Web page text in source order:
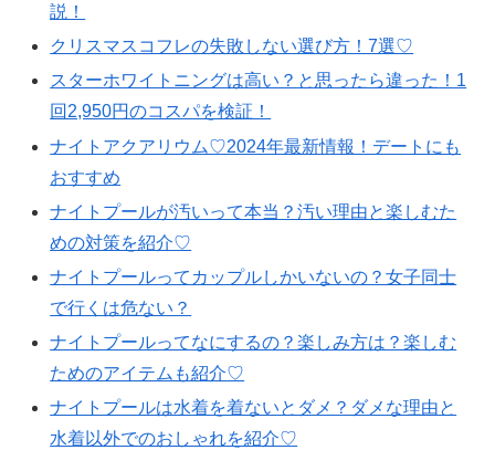
説！
クリスマスコフレの失敗しない選び方！7選♡
スターホワイトニングは高い？と思ったら違った！1
回2,950円のコスパを検証！
ナイトアクアリウム♡2024年最新情報！デートにも
おすすめ
ナイトプールが汚いって本当？汚い理由と楽しむた
めの対策を紹介♡
ナイトプールってカップルしかいないの？女子同士
で行くは危ない？
ナイトプールってなにするの？楽しみ方は？楽しむ
ためのアイテムも紹介♡
ナイトプールは水着を着ないとダメ？ダメな理由と
水着以外でのおしゃれを紹介♡